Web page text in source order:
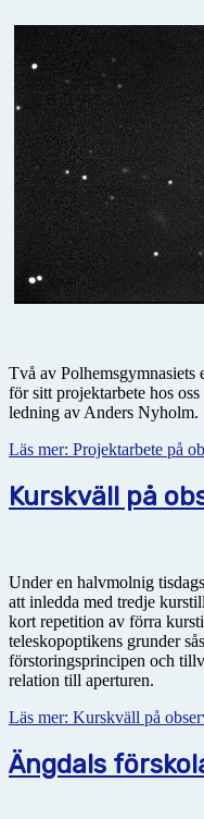
Två av Polhemsgymnasiets
för sitt projektarbete hos
ledning av Anders Nyholm.
Läs mer: Projektarbete på
Kurskväll på
Under en halvmolnig
att inledda med tredje
kort repetition av förra
teleskopoptikens grunder
förstoringsprincipen och
relation till aperturen.
Läs mer: Kurskväll på
Ängdals